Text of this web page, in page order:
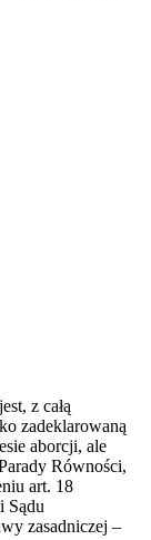
z całą
zadeklarowaną
aborcji, ale
Równości,
art. 18
Sądu
zasadniczej –